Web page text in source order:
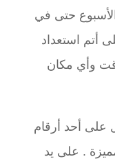
الأسبوع حتى في
أتم استعداد
وأي مكان
على أحد أرقام
. على يد